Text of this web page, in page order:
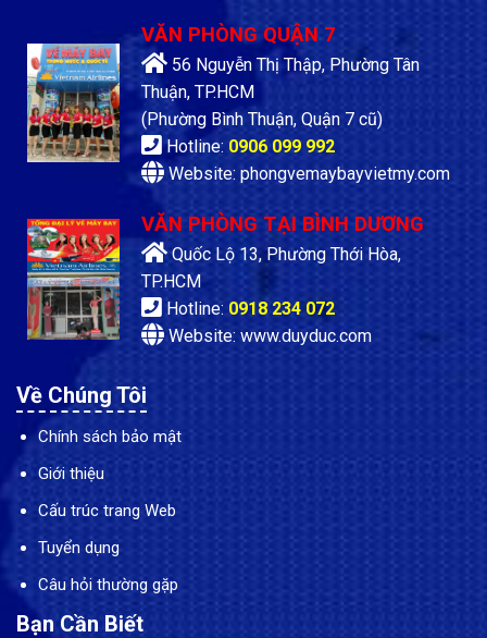
VĂN PHÒNG QUẬN 7
56 Nguyễn Thị Thập, Phường Tân
Thuận, TP.HCM
(Phường Bình Thuận, Quận 7 cũ)
Hotline: 0906 099 992
Website: phongvemaybayvietmy.com
VĂN PHÒNG TẠI BÌNH DƯƠNG
Quốc Lộ 13, Phường Thới Hòa,
TP.HCM
Hotline: 0918 234 072
Website: www.duyduc.com
Về Chúng Tôi
Chính sách bảo mật
Giới thiệu
Cấu trúc trang Web
Tuyển dụng
Câu hỏi thường gặp
Bạn Cần Biết